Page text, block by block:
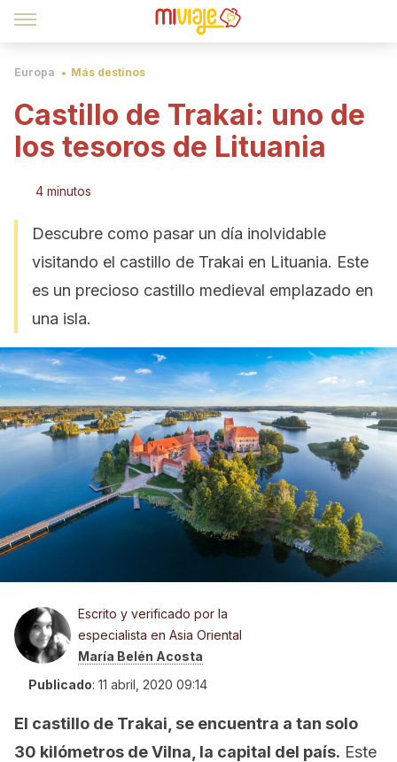
Europa Más destinos
Castillo de Trakai: uno de
los tesoros de Lituania
4 minutos
Descubre como pasar un día inolvidable
visitando el castillo de Trakai en Lituania. Este
es un precioso castillo medieval emplazado en
una isla.
Escrito y verificado por la
especialista en Asia Oriental
María Belén Acosta
Publicado: 11 abril, 2020 09:14
El castillo de Trakai, se encuentra a tan solo
30 kilómetros de Vilna, la capital del país. Este